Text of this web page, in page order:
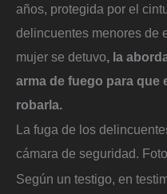
años, protegida por el
delincuentes menores de
mujer se detuvo, la
arma de fuego para que
robarla.
La fuga de los
cámara de seguridad.
Según un testigo, en